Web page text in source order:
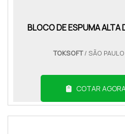
BLOCO DE ESPUMA ALTA
TOKSOFT/ SÃO
COTAR